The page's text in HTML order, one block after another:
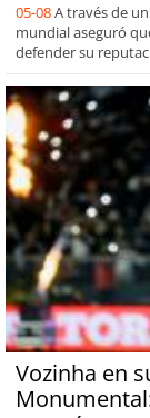
05-08A través de
mundial aseguró
defender su
Vozinha en